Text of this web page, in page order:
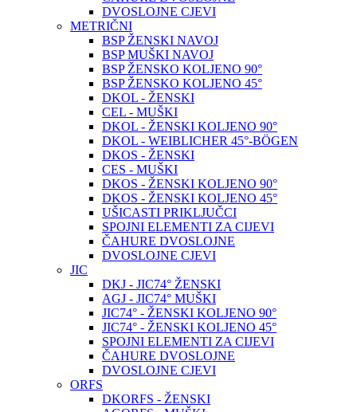
DVOSLOJNE CJEVI
METRIČNI
BSP ŽENSKI NAVOJ
BSP MUŠKI NAVOJ
BSP ŽENSKO KOLJENO 90°
BSP ŽENSKO KOLJENO 45°
DKOL - ŽENSKI
CEL - MUŠKI
DKOL - ŽENSKI KOLJENO 90°
DKOL - WEIBLICHER 45°-BÖGEN
DKOS - ŽENSKI
CES - MUŠKI
DKOS - ŽENSKI KOLJENO 90°
DKOS - ŽENSKI KOLJENO 45°
UŠICASTI PRIKLJUČCI
SPOJNI ELEMENTI ZA CIJEVI
ČAHURE DVOSLOJNE
DVOSLOJNE CJEVI
JIC
DKJ - JIC74° ŽENSKI
AGJ - JIC74° MUŠKI
JIC74° - ŽENSKI KOLJENO 90°
JIC74° - ŽENSKI KOLJENO 45°
SPOJNI ELEMENTI ZA CIJEVI
ČAHURE DVOSLOJNE
DVOSLOJNE CJEVI
ORFS
DKORFS - ŽENSKI